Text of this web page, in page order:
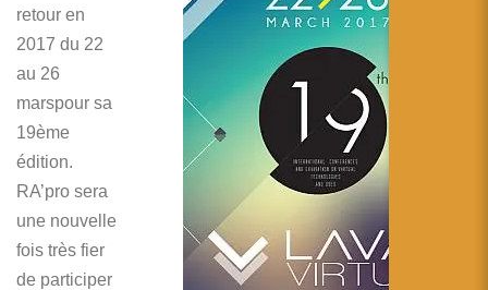
Deutsch
日本語
retour en
2017 du 22
au 26
marspour sa
19ème
édition.
RA’pro sera
une nouvelle
fois très fier
de participer